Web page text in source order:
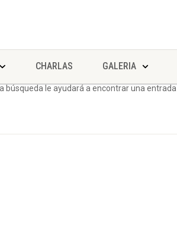
CHARLAS GALERIA
búsqueda le ayudará a encontrar una entrada